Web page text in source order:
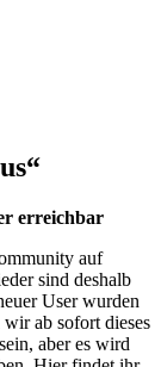
erreichbar
auf
sind deshalb
User wurden
ab sofort dieses
aber es wird